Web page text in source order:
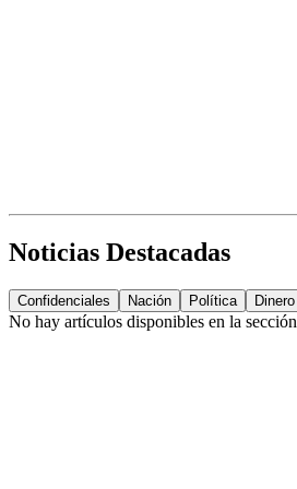
Noticias Destacadas
Confidenciales Nación Política Dinero
No hay artículos disponibles en la sección